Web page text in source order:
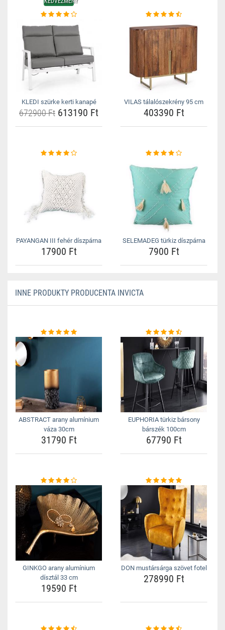
KLEDI szürke kerti kanapé
672900 Ft 613190 Ft
VILAS tálalószekrény 95 cm
403390 Ft
PAYANGAN III fehér díszpárna
17900 Ft
SELEMADEG türkiz díszpárna
7900 Ft
INNE PRODUKTY PRODUCENTA INVICTA
ABSTRACT arany alumínium
váza 30cm
31790 Ft
EUPHORIA türkiz bársony
bárszék 100cm
67790 Ft
GINKGO arany alumínium
dísztál 33 cm
19590 Ft
DON mustársárga szövet fotel
278990 Ft